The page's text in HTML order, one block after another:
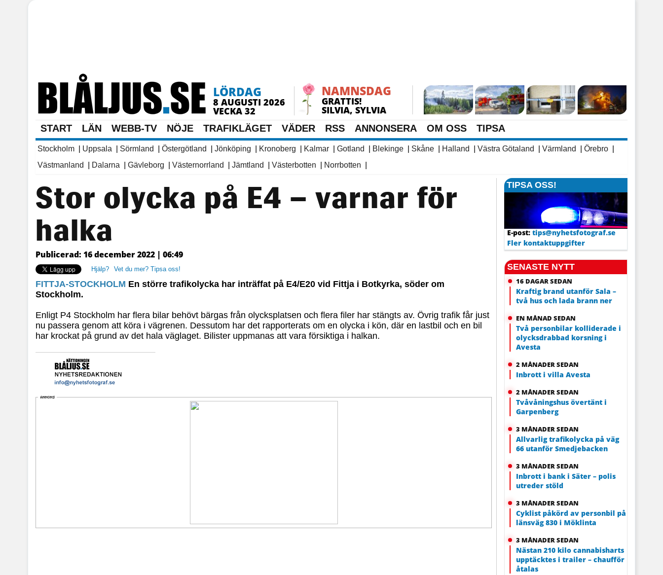
LÖRDAG
8 AUGUSTI 2026
VECKA 32
NAMNSDAG
GRATTIS!
SILVIA, SYLVIA
START LÄN WEBB-TV NÖJE TRAFIKLÄGET VÄDER RSS ANNONSERA OM OSS TIPSA
Stockholm Uppsala Sörmland Östergötland Jönköping Kronoberg Kalmar Gotland Blekinge Skåne Halland Västra Götaland Värmland Örebro
Västmanland
Dalarna Gävleborg Västernorrland Jämtland Västerbotten Norrbotten
Stor olycka på E4 – varnar för
halka
Publicerad: 16 december 2022 | 06:49
Hjälp? Vet du mer? Tipsa oss!
FITTJA-STOCKHOLM En större trafikolycka har inträffat på E4/E20 vid Fittja i Botkyrka, söder om
Stockholm.
Enligt P4 Stockholm har flera bilar behövt bärgas från olycksplatsen och flera filer har stängts av. Övrig trafik får just
nu passera genom att köra i vägrenen. Dessutom har det rapporterats om en olycka i kön, där en lastbil och en bil
har krockat på grund av det hala väglaget. Bilister uppmanas att vara försiktiga i halkan.
TIPSA OSS!
E-post: tips@nyhetsfotograf.se
Fler kontaktuppgifter
SENASTE NYTT
16 DAGAR SEDAN
Kraftig brand utanför Sala –
två hus och lada brann ner
EN MÅNAD SEDAN
Två personbilar kolliderade i
olycksdrabbad korsning i
Avesta
2 MÅNADER SEDAN
Inbrott i villa Avesta
2 MÅNADER SEDAN
Tvåvåningshus övertänt i
Garpenberg
3 MÅNADER SEDAN
Allvarlig trafikolycka på väg
66 utanför Smedjebacken
3 MÅNADER SEDAN
Inbrott i bank i Säter – polis
utreder stöld
3 MÅNADER SEDAN
Cyklist påkörd av personbil på
länsväg 830 i Möklinta
3 MÅNADER SEDAN
Nästan 210 kilo cannabisharts
upptäcktes i trailer – chaufför
åtalas